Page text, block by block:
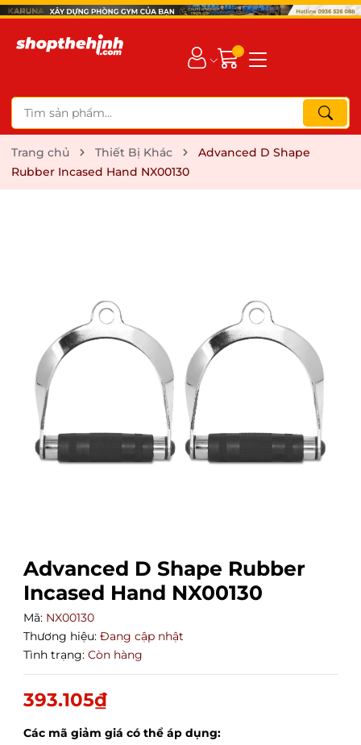
Trang chủ Thiết Bị Khác
Advanced D Shape
Rubber Incased Hand NX00130
Advanced D Shape Rubber
Incased Hand NX00130
Mã: NX00130
Thương hiệu: Đang cập nhật
Tình trạng: Còn hàng
393.105₫
Các mã giảm giá có thể áp dụng: